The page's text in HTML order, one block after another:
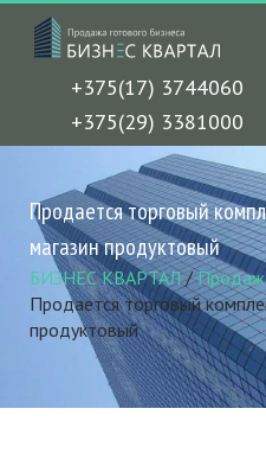
+375(17) 3744060
+375(29) 3381000
Продается торговый
магазин продуктовый
БИЗНЕС КВАРТАЛ/
Продается торговый
продуктовый